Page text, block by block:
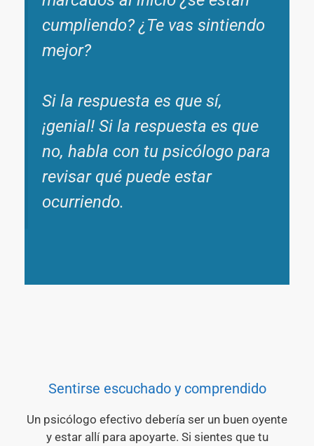
cumpliendo? ¿Te vas sintiendo
mejor?
Si la respuesta es que sí,
¡genial! Si la respuesta es que
no, habla con tu psicólogo para
revisar qué puede estar
ocurriendo.
Sentirse escuchado y comprendido
Un psicólogo efectivo debería ser un buen oyente
y estar allí para apoyarte. Si sientes que tu